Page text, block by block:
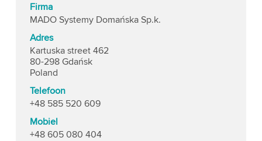
Firma
MADO Systemy Domańska Sp.k.
Adres
Kartuska street 462
80-298 Gdańsk
Poland
Telefoon
+48 585 520 609
Mobiel
+48 605 080 404